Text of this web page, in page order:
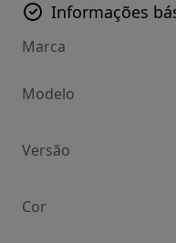
Informações
Marca
Modelo
Versão
Cor